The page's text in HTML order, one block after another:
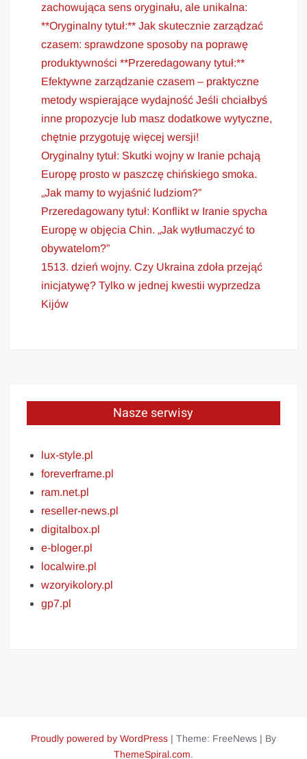
zachowująca sens oryginału, ale unikalna:
**Oryginalny tytuł:** Jak skutecznie zarządzać
czasem: sprawdzone sposoby na poprawę
produktywności **Przeredagowany tytuł:**
Efektywne zarządzanie czasem – praktyczne
metody wspierające wydajność Jeśli chciałbyś
inne propozycje lub masz dodatkowe wytyczne,
chętnie przygotuję więcej wersji!
Oryginalny tytuł: Skutki wojny w Iranie pchają
Europę prosto w paszczę chińskiego smoka.
„Jak mamy to wyjaśnić ludziom?”
Przeredagowany tytuł: Konflikt w Iranie spycha
Europę w objęcia Chin. „Jak wytłumaczyć to
obywatelom?”
1513. dzień wojny. Czy Ukraina zdoła przejąć
inicjatywę? Tylko w jednej kwestii wyprzedza
Kijów
Nasze serwisy
lux-style.pl
foreverframe.pl
ram.net.pl
reseller-news.pl
digitalbox.pl
e-bloger.pl
localwire.pl
wzoryikolory.pl
gp7.pl
Proudly powered by WordPress | Theme: FreeNews | By
ThemeSpiral.com.